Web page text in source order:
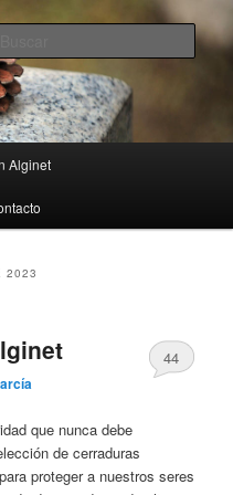
Alginet
2023
44
que nunca debe
de cerraduras
proteger a nuestros seres